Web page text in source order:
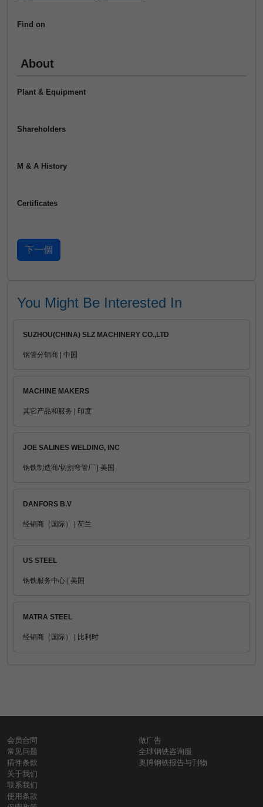
Find on
About
Plant & Equipment
Shareholders
M & A History
Certificates
You Might Be Interested In
SUZHOU(CHINA) SLZ MACHINERY CO.,LTD
钢管分销商 | 中国
MACHINE MAKERS
其它产品和服务 | 印度
JOE SALINES WELDING, INC
钢铁制造商/切割弯管厂 | 美国
DANFORS B.V
经销商（国际） | 荷兰
US STEEL
钢铁服务中心 | 美国
MATRA STEEL
经销商（国际） | 比利时
会员合同
常见问题
插件条款
关于我们
联系我们
使用条款
做广告
全球钢铁咨询服
奥博钢铁报告与刊物